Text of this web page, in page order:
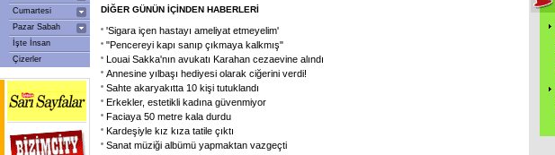
Cumartesi
Pazar Sabah
İşte İnsan
Çizerler
DİĞER GÜNÜN İÇİNDEN HABERLERİ
'Sigara içen hastayı ameliyat etmeyelim'
"Pencereyi kapı sanıp çıkmaya kalkmış"
Louai Sakka'nın avukatı Karahan cezaevine alındı
Annesine yılbaşı hediyesi olarak ciğerini verdi!
Sahte akaryakıtta 10 kişi tutuklandı
Erkekler, estetikli kadına güvenmiyor
Faciaya 50 metre kala durdu
Kardeşiyle kız kıza tatile çıktı
Sanat müziği albümü yapmaktan vazgeçti